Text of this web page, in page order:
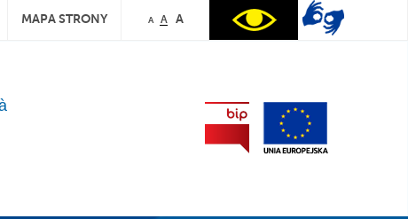
MAPA STRONY A A A